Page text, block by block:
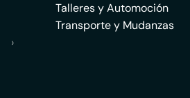
›
Talleres y Automoción
Transporte y Mudanzas